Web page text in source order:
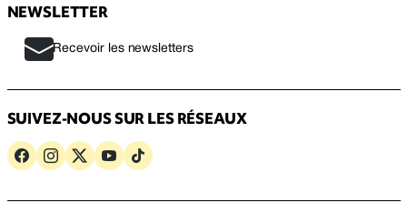
NEWSLETTER
Recevoir les newsletters
SUIVEZ-NOUS SUR LES RÉSEAUX